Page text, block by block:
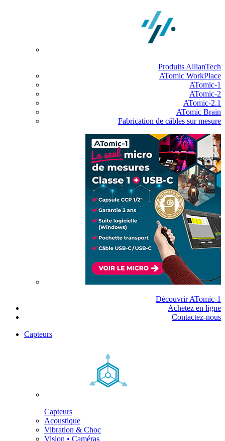
Produits AllianTech
ATomic WorkPlace
ATomic-1
ATomic-2
ATomic-2.1
ATomic Brain
Fabrication de câbles sur mesure
Découvrir ATomic-1
Achetez en ligne
Contactez-nous
Capteurs
Capteurs
Acoustique
Vibration & Choc
Vision • Caméras